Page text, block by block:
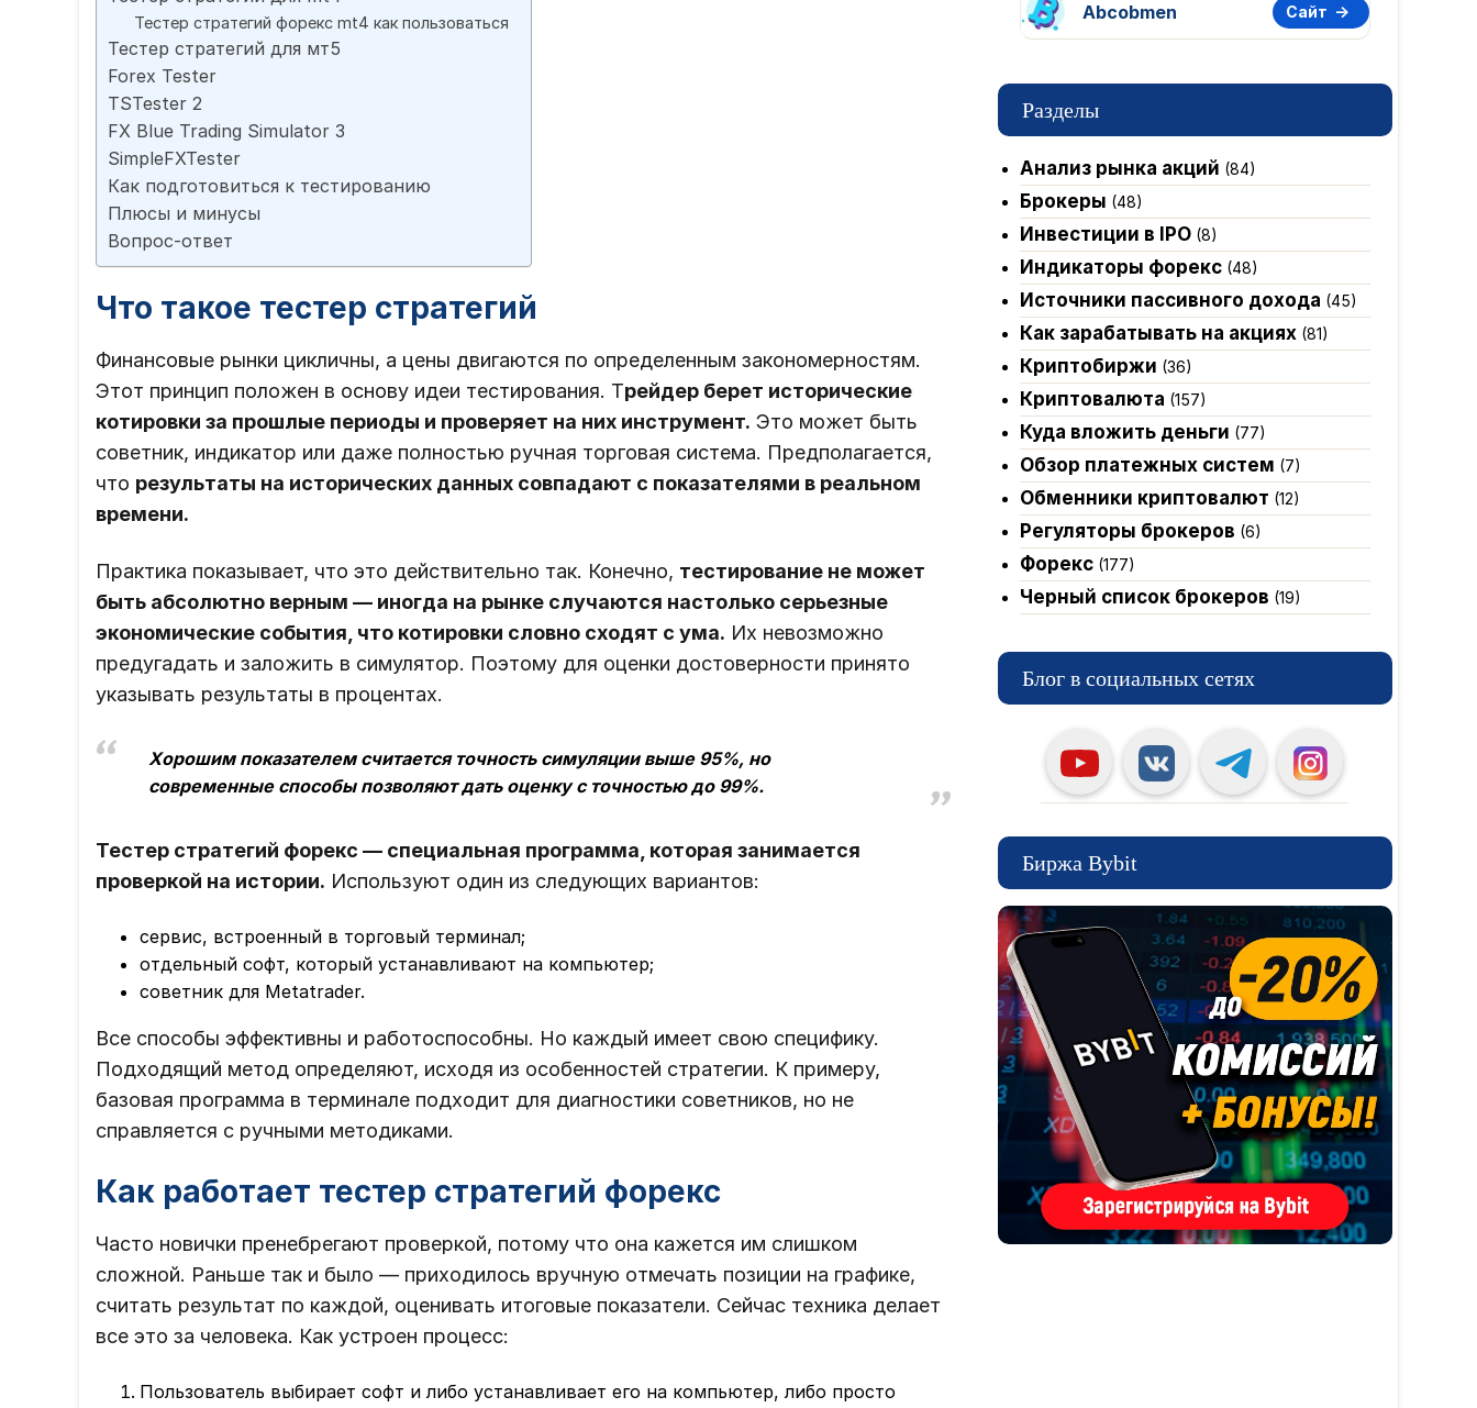
Тестер стратегий форекс mt4 как пользоваться
Тестер стратегий для мт5
Forex Tester
TSTester 2
FX Blue Trading Simulator 3
SimpleFXTester
Как подготовиться к тестированию
Плюсы и минусы
Вопрос-ответ
Что такое тестер стратегий
Финансовые рынки цикличны, а цены двигаются по определенным закономерностям.
Этот принцип положен в основу идеи тестирования. Трейдер берет исторические
котировки за прошлые периоды и проверяет на них инструмент. Это может быть
советник, индикатор или даже полностью ручная торговая система. Предполагается,
что результаты на исторических данных совпадают с показателями в реальном
времени.
Практика показывает, что это действительно так. Конечно, тестирование не может
быть абсолютно верным ― иногда на рынке случаются настолько серьезные
экономические события, что котировки словно сходят с ума. Их невозможно
предугадать и заложить в симулятор. Поэтому для оценки достоверности принято
указывать результаты в процентах.
Хорошим показателем считается точность симуляции выше 95%, но
современные способы позволяют дать оценку с точностью до 99%.
Тестер стратегий форекс ― специальная программа, которая занимается
проверкой на истории. Используют один из следующих вариантов:
сервис, встроенный в торговый терминал;
отдельный софт, который устанавливают на компьютер;
советник для Metatrader.
Все способы эффективны и работоспособны. Но каждый имеет свою специфику.
Подходящий метод определяют, исходя из особенностей стратегии. К примеру,
базовая программа в терминале подходит для диагностики советников, но не
справляется с ручными методиками.
Как работает тестер стратегий форекс
Часто новички пренебрегают проверкой, потому что она кажется им слишком
сложной. Раньше так и было ― приходилось вручную отмечать позиции на графике,
считать результат по каждой, оценивать итоговые показатели. Сейчас техника делает
все это за человека. Как устроен процесс:
Пользователь выбирает софт и либо устанавливает его на компьютер, либо просто
Abcobmen Сайт
Разделы
Анализ рынка акций (84)
Брокеры (48)
Инвестиции в IPO(8)
Индикаторы форекс(48)
Источники пассивного дохода (45)
Как зарабатывать на акциях(81)
Криптобиржи (36)
Криптовалюта (157)
Куда вложить деньги (77)
Обзор платежных систем (7)
Обменники криптовалют (12)
Регуляторы брокеров (6)
Форекс(177)
Черный список брокеров (19)
Блог в социальных сетях
Биржа Bybit